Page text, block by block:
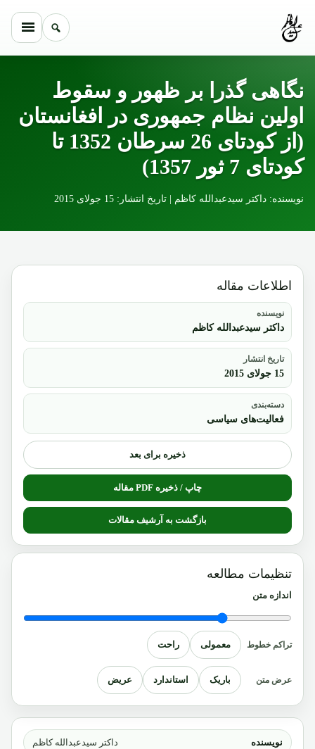
نگاهی گذرا بر ظهور و سقوط
اولین نظام جمهوری در افغانستان
(از کودتای 26 سرطان 1352 تا
کودتای 7 ثور 1357)
نویسنده: داکتر سیدعبدالله کاظم | تاریخ انتشار: 15 جولای 2015
نویسنده داکتر سیدعبدالله کاظم
اطلاعات مقاله
نویسنده
داکتر سیدعبدالله کاظم
تاریخ انتشار
15 جولای 2015
دسته‌بندی
فعالیت‌های سیاسی
ذخیره برای بعد
چاپ / ذخیره PDF مقاله
بازگشت به آرشیف مقالات
تنظیمات مطالعه
اندازه متن
تراکم خطوط معمولی راحت
عرض متن باریک استاندارد عریض